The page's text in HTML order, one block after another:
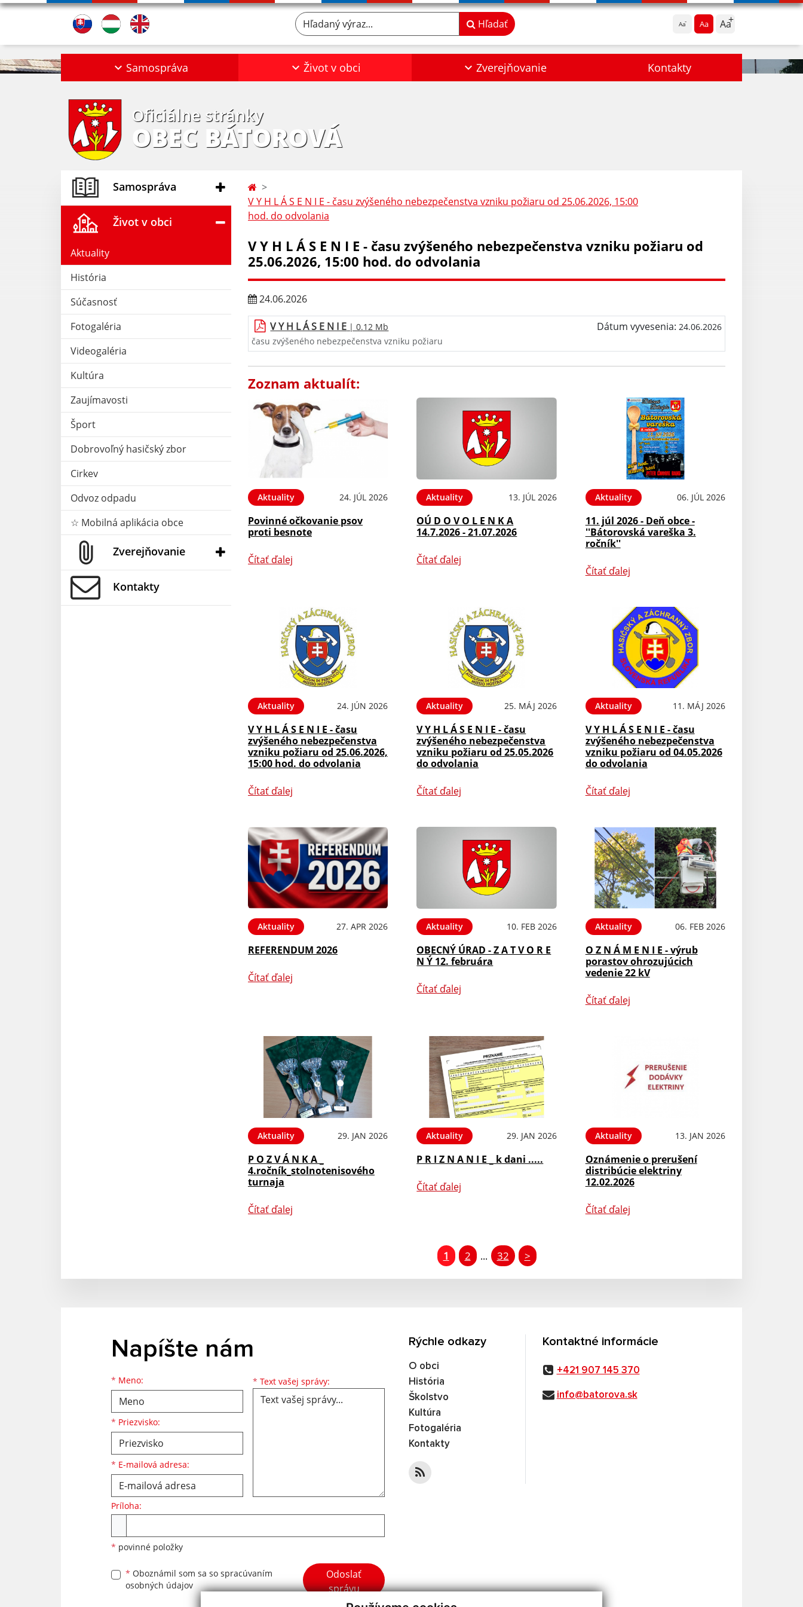
Aa Aa Aa
Hľadaný výraz... Hľadať
Samospráva Život v obci Zverejňovanie Kontakty
Oficiálne stránky
OBEC BÁTOROVÁ
Samospráva
Život v obci
Aktuality
História
Súčasnosť
Fotogaléria
Videogaléria
Kultúra
Zaujímavosti
Šport
Dobrovoľný hasičský zbor
Cirkev
Odvoz odpadu
☆ Mobilná aplikácia obce
Zverejňovanie
Kontakty
V Y H L Á S E N I E - času zvýšeného nebezpečenstva vzniku požiaru od 25.06.2026, 15:00
hod. do odvolania
V Y H L Á S E N I E - času zvýšeného nebezpečenstva vzniku požiaru od
25.06.2026, 15:00 hod. do odvolania
24.06.2026
V Y H L Á S E N I E | 0.12 Mb Dátum vyvesenia: 24.06.2026
času zvýšeného nebezpečenstva vzniku požiaru
Zoznam aktualít:
Aktuality 24. JÚL 2026
Povinné očkovanie psov
proti besnote
Čítať ďalej
Aktuality 13. JÚL 2026
OÚ D O V O L E N K A
14.7.2026 - 21.07.2026
Čítať ďalej
Aktuality 06. JÚL 2026
11. júl 2026 - Deň obce -
''Bátorovská vareška 3.
ročník''
Čítať ďalej
Aktuality 24. JÚN 2026
V Y H L Á S E N I E - času
zvýšeného nebezpečenstva
vzniku požiaru od 25.06.2026,
15:00 hod. do odvolania
Čítať ďalej
Aktuality 25. MÁJ 2026
V Y H L Á S E N I E - času
zvýšeného nebezpečenstva
vzniku požiaru od 25.05.2026
do odvolania
Čítať ďalej
Aktuality 11. MÁJ 2026
V Y H L Á S E N I E - času
zvýšeného nebezpečenstva
vzniku požiaru od 04.05.2026
do odvolania
Čítať ďalej
Aktuality 27. APR 2026
REFERENDUM 2026
Čítať ďalej
Aktuality 10. FEB 2026
OBECNÝ ÚRAD - Z A T V O R E
N Ý 12. februára
Čítať ďalej
Aktuality 06. FEB 2026
O Z N Á M E N I E - výrub
porastov ohrozujúcich
vedenie 22 kV
Čítať ďalej
Aktuality 29. JAN 2026
P O Z V Á N K A _
4.ročník_stolnotenisového
turnaja
Čítať ďalej
Aktuality 29. JAN 2026
P R I Z N A N I E _ k dani .....
Čítať ďalej
Aktuality 13. JAN 2026
Oznámenie o prerušení
distribúcie elektriny
12.02.2026
Čítať ďalej
1 2 ... 32 >
Napíšte nám
* Meno:
Meno
* Priezvisko:
Priezvisko
* E-mailová adresa:
E-mailová adresa * Text vašej správy: Text vašej správy...
Príloha:
* povinné položky
* Oboznámil som sa so spracúvaním
osobných údajov
Google reCaptcha Response
Odoslať
správu
Rýchle odkazy
O obci
História
Školstvo
Kultúra
Fotogaléria
Kontakty
Kontaktné informácie
+421 907 145 370
info@batorova.sk